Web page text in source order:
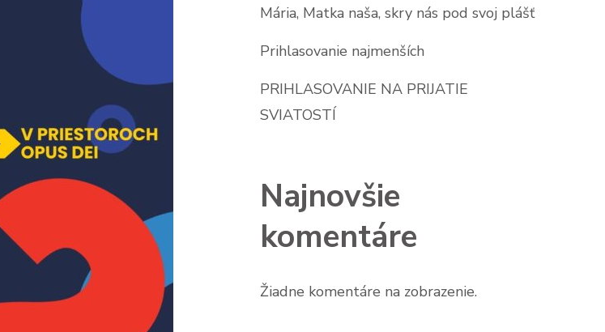
Mária, Matka naša, skry nás pod svoj plášť
Prihlasovanie najmenších
PRIHLASOVANIE NA PRIJATIE
SVIATOSTÍ
Najnovšie
komentáre
Žiadne komentáre na zobrazenie.